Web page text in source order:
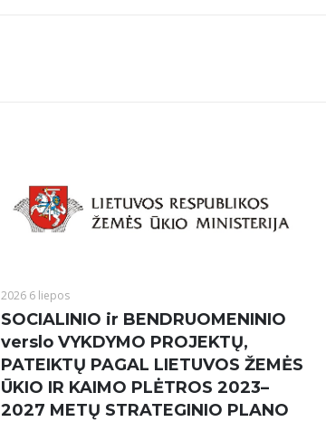
2026 6 liepos
SOCIALINIO ir BENDRUOMENINIO
verslo VYKDYMO PROJEKTŲ,
PATEIKTŲ PAGAL LIETUVOS ŽEMĖS
ŪKIO IR KAIMO PLĖTROS 2023–
2027 METŲ STRATEGINIO PLANO